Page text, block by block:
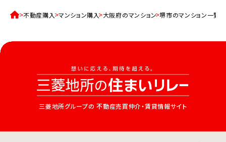
不動産購入 マンション購入 大阪府のマンション 堺市のマンション一覧
三菱地所グループの 不動産売買仲介・賃貸情報サイト